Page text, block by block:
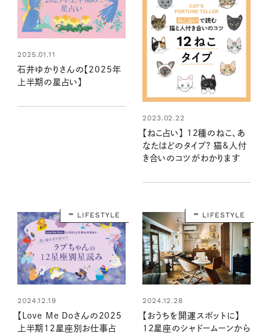
2025.01.11
石井ゆかりさんの【2025年
上半期の星占い】
2023.02.22
【ねこ占い】 12種のねこ、あ
なたはどのタイプ？ 猫&人付
き合いのコツがわかります
LIFESTYLE
2024.12.19
【Love Me Doさんの2025
上半期12星座別お仕事占
LIFESTYLE
2024.12.28
【おうちを開運スポットに】
12星座のシャドームーンから